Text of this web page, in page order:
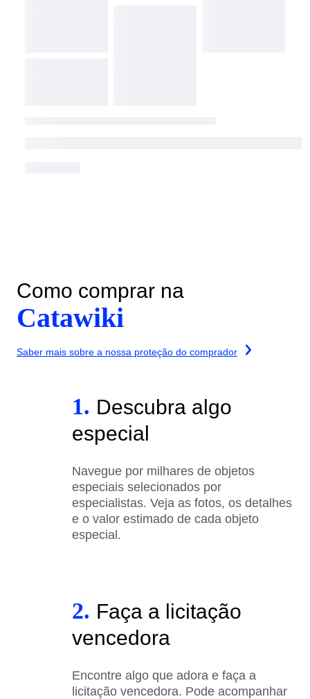
Como comprar na
Catawiki
Saber mais sobre a nossa proteção do comprador
1. Descubra algo
especial
Navegue por milhares de objetos
especiais selecionados por
especialistas. Veja as fotos, os detalhes
e o valor estimado de cada objeto
especial.
2. Faça a licitação
vencedora
Encontre algo que adora e faça a
licitação vencedora. Pode acompanhar